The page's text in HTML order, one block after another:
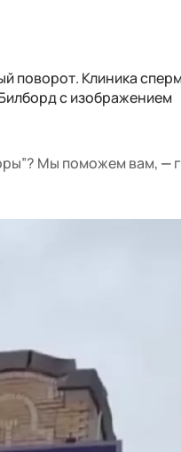
поворот. Клиника
с изображением
Мы поможем вам, —